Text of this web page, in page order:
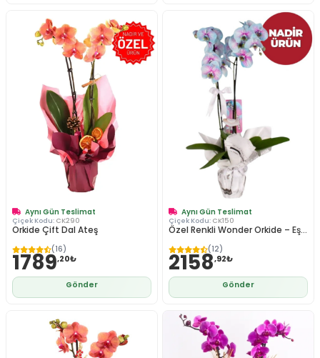
Aynı Gün Teslimat
Çiçek Kodu: CK290
Orkide Çift Dal Ateş
(16)
1789,20₺
Gönder
Aynı Gün Teslimat
Çiçek Kodu: CK150
Özel Renkli Wonder Orkide – Eş...
(12)
2158,92₺
Gönder